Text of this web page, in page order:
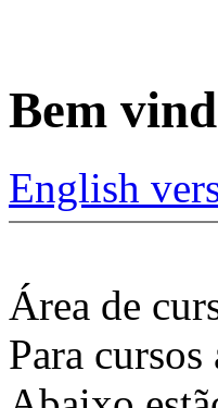
Bem
English
Área de
Para